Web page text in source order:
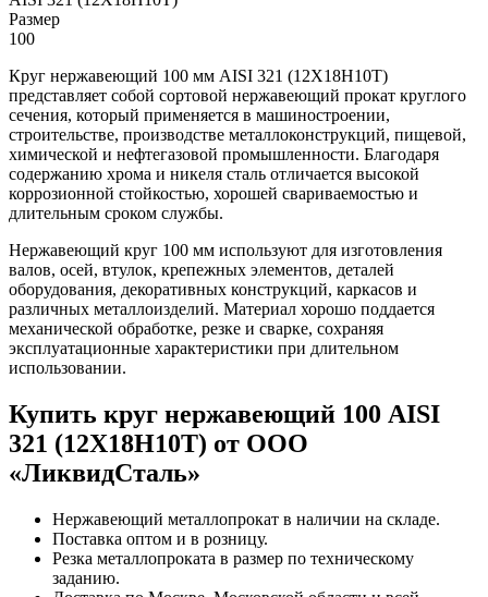
Размер
100
Круг нержавеющий 100 мм AISI 321 (12Х18Н10Т)
представляет собой сортовой нержавеющий прокат круглого
сечения, который применяется в машиностроении,
строительстве, производстве металлоконструкций, пищевой,
химической и нефтегазовой промышленности. Благодаря
содержанию хрома и никеля сталь отличается высокой
коррозионной стойкостью, хорошей свариваемостью и
длительным сроком службы.
Нержавеющий круг 100 мм используют для изготовления
валов, осей, втулок, крепежных элементов, деталей
оборудования, декоративных конструкций, каркасов и
различных металлоизделий. Материал хорошо поддается
механической обработке, резке и сварке, сохраняя
эксплуатационные характеристики при длительном
использовании.
Купить круг нержавеющий 100 AISI
321 (12Х18Н10Т) от ООО
«ЛиквидСталь»
Нержавеющий металлопрокат в наличии на складе.
Поставка оптом и в розницу.
Резка металлопроката в размер по техническому
заданию.